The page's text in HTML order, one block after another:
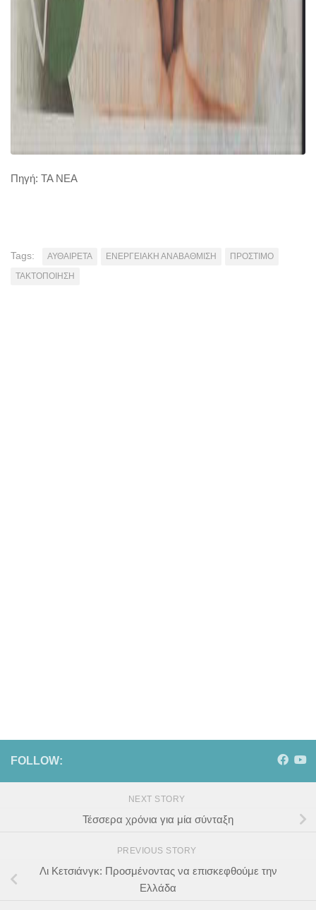
Πηγή: ΤΑ ΝΕΑ
Tags: ΑΥΘΑΙΡΕΤΑ ΕΝΕΡΓΕΙΑΚΗ ΑΝΑΒΑΘΜΙΣΗ
ΠΡΟΣΤΙΜΟ
ΤΑΚΤΟΠΟΙΗΣΗ
FOLLOW:
NEXT STORY
Τέσσερα χρόνια για μία σύνταξη
PREVIOUS STORY
Λι Κετσιάνγκ: Προσμένοντας να επισκεφθούμε την
Ελλάδα